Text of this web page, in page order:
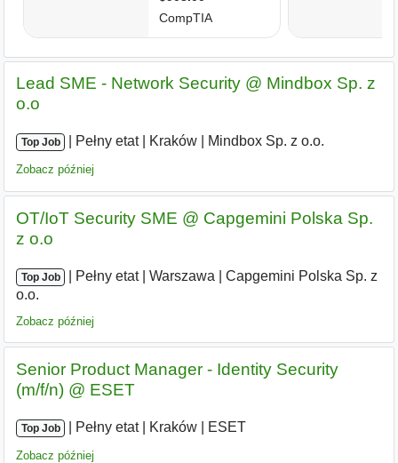
Lead SME - Network Security @ Mindbox Sp. z
o.o
Top Job Pełny etat| Kraków Mindbox Sp. z o.o.
Zobacz później
OT/IoT Security SME @ Capgemini Polska Sp.
z o.o
Top Job Pełny etat| Warszawa
Capgemini Polska Sp. z
o.o.
Zobacz później
Senior Product Manager - Identity Security
(m/f/n) @ ESET
Top Job Pełny etat| Kraków ESET
Zobacz później